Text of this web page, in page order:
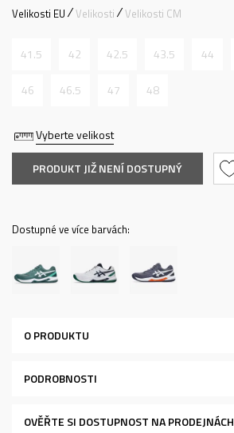
Vyberte velikost
Velikosti EU Velikosti Velikosti CM
41.5 42 42.5 43.5 44
46 46.5 47 48
PRODUKT JIŽ NENÍ DOSTUPNÝ
Dostupné ve více barvách:
O PRODUKTU
PODROBNOSTI
OVĚŘTE SI DOSTUPNOST NA PRODEJNÁCH